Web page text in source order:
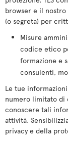
browser e il
(o segreta) per
Misure
codice etico
formazione e
consulenti,
Le tue
numero limitato di
conoscere tali
attività.
privacy e della